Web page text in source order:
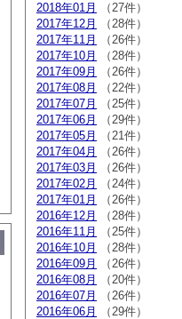
2018年01月
（27件）
2017年12月
（28件）
2017年11月
（26件）
2017年10月
（28件）
2017年09月
（26件）
2017年08月
（22件）
2017年07月
（25件）
2017年06月
（29件）
2017年05月
（21件）
2017年04月
（26件）
2017年03月
（26件）
2017年02月
（24件）
2017年01月
（26件）
2016年12月
（28件）
2016年11月
（25件）
2016年10月
（28件）
2016年09月
（26件）
2016年08月
（20件）
2016年07月
（26件）
2016年06月
（29件）